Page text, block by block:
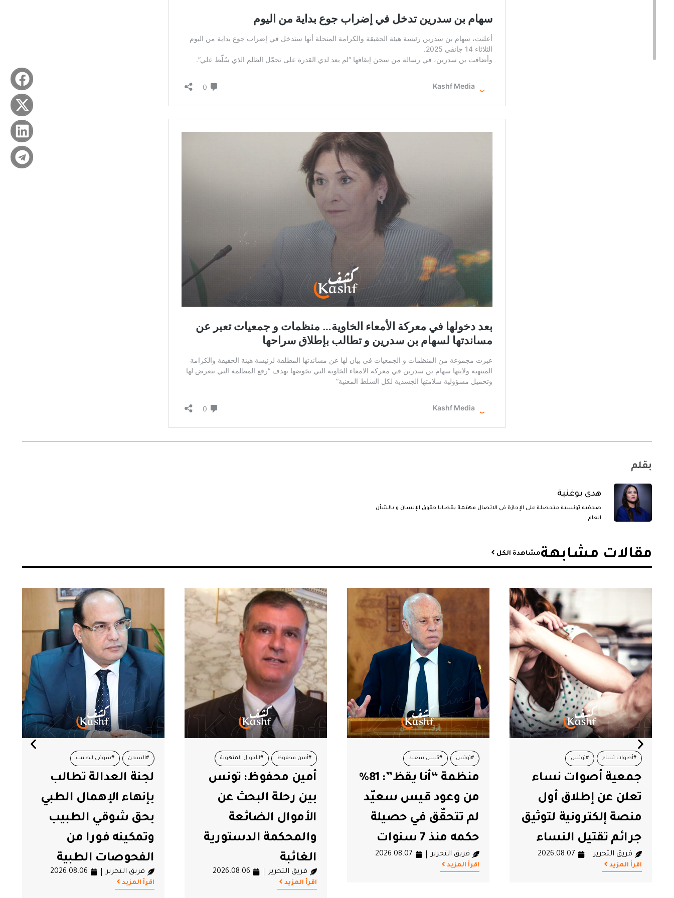
بقلم
هدى بوغنية
صحفية تونسية متحصلة على الإجازة في الاتصال مهتمة بقضايا حقوق الإنسان و بالشأن
العام
مقالات مشابهة​مشاهدة الكل
#أصوات نساء #تونس
جمعية أصوات نساء
تعلن عن إطلاق أول
منصة إلكترونية لتوثيق
جرائم تقتيل النساء
فريق التحرير 2026.08.07
اقرأ المزيد
#تونس #قيس سعيد
منظمة “أنا يقظ”: 81%
من وعود قيس سعيّد
لم تتحقّق في حصيلة
حكمه منذ 7 سنوات
فريق التحرير 2026.08.07
اقرأ المزيد
#أمين محفوظ #الأموال المنهوبة
#القانون #المحكمة الدستورية
أمين محفوظ: تونس
بين رحلة البحث عن
الأموال الضائعة
والمحكمة الدستورية
الغائبة
فريق التحرير 2026.08.06
اقرأ المزيد
#السجن #شوقي الطبيب
#لجنة العدالة #محاكمات
لجنة العدالة تطالب
بإنهاء الإهمال الطبي
بحق شوقي الطبيب
وتمكينه فورا من
الفحوصات الطبية
فريق التحرير 2026.08.06
اقرأ المزيد